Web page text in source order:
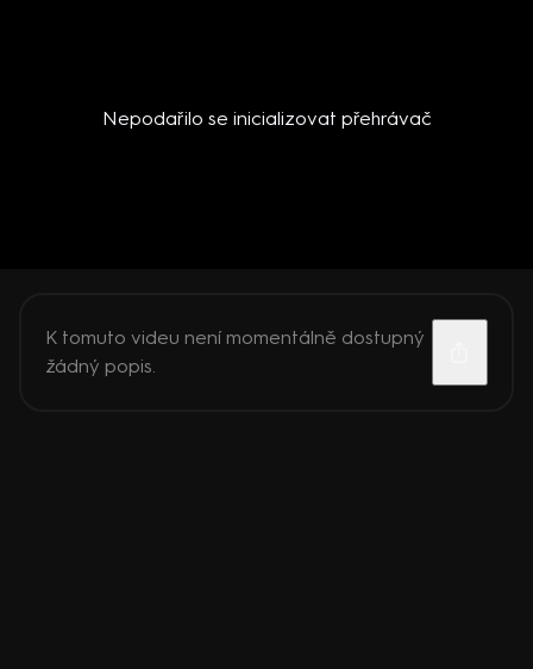
Nepodařilo se inicializovat přehrávač
K tomuto videu není momentálně dostupný
žádný popis.